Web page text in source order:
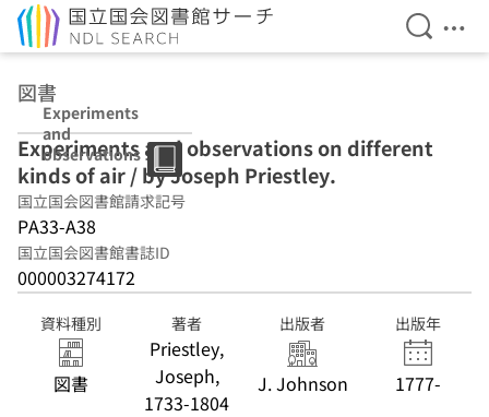
検索を
メ
図書
Experiments
and
observations on
different kinds
of air / by
Joseph
Priestley.
Experiments and observations on different
kinds of air / by Joseph Priestley.
国立国会図書館請求記号
PA33-A38
国立国会図書館書誌ID
000003274172
資料種別
図書
著者
Priestley,
Joseph,
1733-1804
出版者
J. Johnson
出版年
1777-